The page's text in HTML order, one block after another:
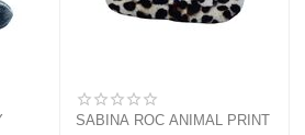
SABINA ROC ANIMAL PRINT